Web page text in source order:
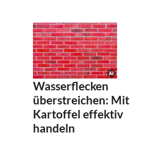
Wasserflecken
überstreichen: Mit
Kartoffel effektiv
handeln